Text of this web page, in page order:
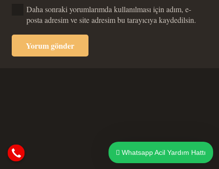
Daha sonraki yorumlarımda kullanılması için adım, e-
posta adresim ve site adresim bu tarayıcıya kaydedilsin.
Yorum gönder
Whatsapp Acil Yardım Hattı